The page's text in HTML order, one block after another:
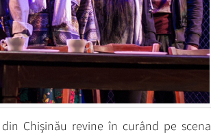
Chişinău revine în curând pe scena